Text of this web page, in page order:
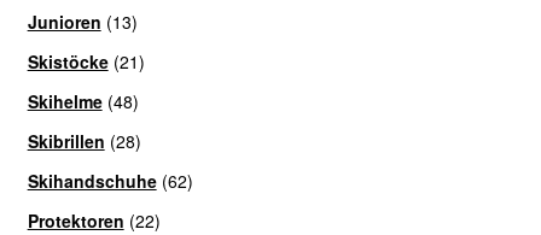
Junioren (13)
Skistöcke (21)
Skihelme (48)
Skibrillen (28)
Skihandschuhe (62)
Protektoren (22)